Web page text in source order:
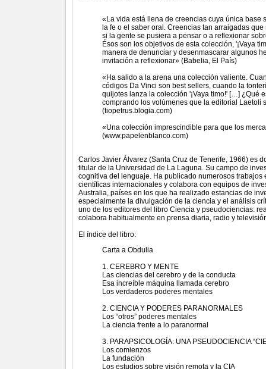
«La vida está llena de creencias cuya única base
la fe o el saber oral. Creencias tan arraigadas
si la gente se pusiera a pensar o a reflexionar
Ésos son los objetivos de esta colección, '¡Vaya
manera de denunciar y desenmascarar algunos
invitación a reflexionar» (Babelia, El País)
«Ha salido a la arena una colección valiente.
códigos Da Vinci son best sellers, cuando la
quijotes lanza la colección '¡Vaya timo!' […] ¿Qué
comprando los volúmenes que la editorial Laetoli
(tiopetrus.blogia.com)
«Una colección imprescindible para que los
(www.papelenblanco.com)
Carlos Javier Álvarez (Santa Cruz de Tenerife, 1966) es
titular de la Universidad de La Laguna. Su campo de
cognitiva del lenguaje. Ha publicado numerosos trabajos
científicas internacionales y colabora con equipos de
Australia, países en los que ha realizado estancias de
especialmente la divulgación de la ciencia y el análisis
uno de los editores del libro Ciencia y pseudociencias:
colabora habitualmente en prensa diaria, radio y
El índice del libro:
Carta a Obdulia
1. CEREBRO Y MENTE
Las ciencias del cerebro y de la conducta
Esa increíble máquina llamada cerebro
Los verdaderos poderes mentales
2. CIENCIA Y PODERES PARANORMALES
Los “otros” poderes mentales
La ciencia frente a lo paranormal
3. PARAPSICOLOGÍA: UNA PSEUDOCIENCIA
Los comienzos
La fundación
Los estudios sobre visión remota y la CIA